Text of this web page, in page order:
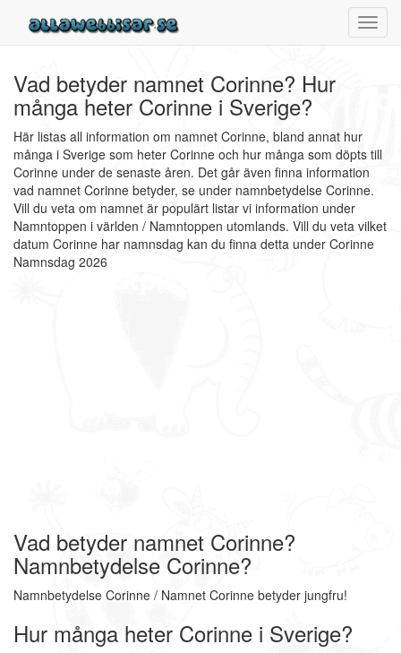
Vad betyder namnet Corinne? Hur
många heter Corinne i Sverige?
Här listas all information om namnet Corinne, bland annat hur
många i Sverige som heter Corinne och hur många som döpts till
Corinne under de senaste åren. Det går även finna information
vad namnet Corinne betyder, se under namnbetydelse Corinne.
Vill du veta om namnet är populärt listar vi information under
Namntoppen i världen / Namntoppen utomlands. Vill du veta vilket
datum Corinne har namnsdag kan du finna detta under Corinne
Namnsdag 2026
Vad betyder namnet Corinne?
Namnbetydelse Corinne?
Namnbetydelse Corinne / Namnet Corinne betyder jungfru!
Hur många heter Corinne i Sverige?